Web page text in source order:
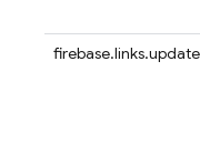
firebase.links.update